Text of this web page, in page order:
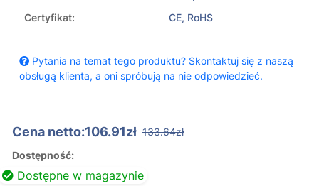
Certyfikat:
CE, RoHS
Pytania na temat tego produktu? Skontaktuj się z naszą
obsługą klienta, a oni spróbują na nie odpowiedzieć.
Cena netto:106.91zł 133.64zł
Dostępność:
Dostępne w magazynie